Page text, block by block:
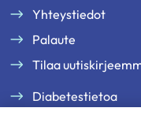
Yhteystiedot
Palaute
Tilaa
Diabetestietoa